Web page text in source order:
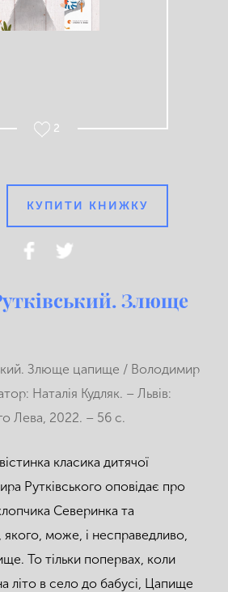
2
КУПИТИ КНИЖКУ
Злюще
Злюще цапище / Володимир
Наталія Кудляк. – Львів:
Лева, 2022. – 56 с.
класика дитячої
Рутківського оповідає про
Северинка та
якого, може, і несправедливо,
То тільки попервах, коли
літо в село до бабусі, Цапище